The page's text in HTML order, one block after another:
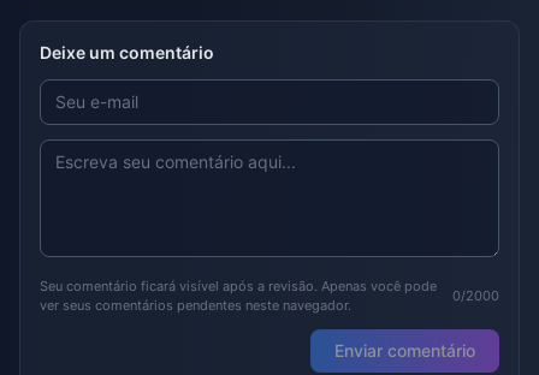
Deixe um comentário
Seu comentário ficará visível após a revisão. Apenas você pode
ver seus comentários pendentes neste navegador.
0/2000
Enviar comentário